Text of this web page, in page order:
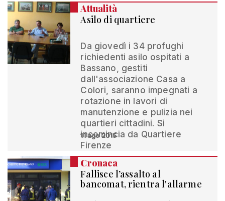
Attualità
Asilo di quartiere
Da giovedì i 34 profughi
richiedenti asilo ospitati a
Bassano, gestiti
dall'associazione Casa a
Colori, saranno impegnati a
rotazione in lavori di
manutenzione e pulizia nei
quartieri cittadini. Si
incomincia da Quartiere
Firenze
11 ago 2015
Cronaca
Fallisce l’assalto al
bancomat, rientra l'allarme